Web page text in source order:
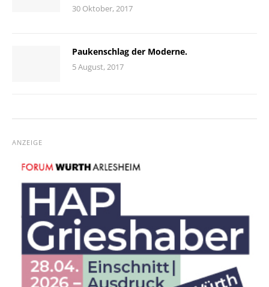
30 Oktober, 2017
Paukenschlag der Moderne.
5 August, 2017
ANZEIGE